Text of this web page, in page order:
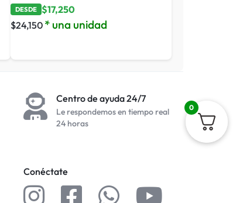
DESDE $17,250
$24,150 * una unidad
Centro de ayuda 24/7
Le respondemos en tiempo real
24 horas
Conéctate
0